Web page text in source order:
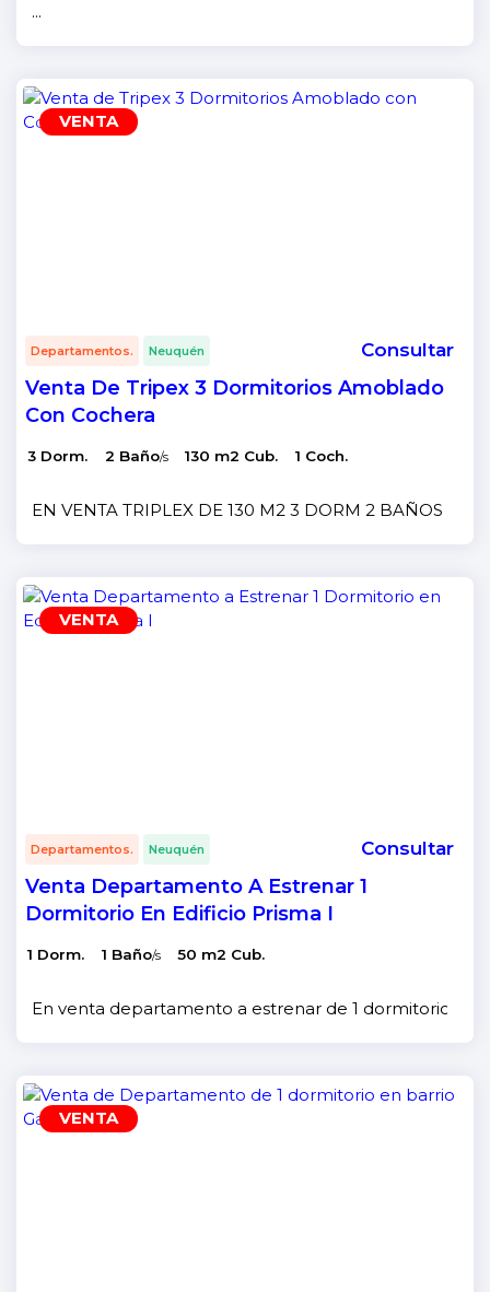
...
VENTA
Departamentos. Neuquén Consultar
Venta De Tripex 3 Dormitorios Amoblado
Con Cochera
3 Dorm. 2 Baño/s 130 m2 Cub. 1 Coch.
EN VENTA TRIPLEX DE 130 M2 3 DORM 2 BAÑOS
VENTA
Departamentos. Neuquén Consultar
Venta Departamento A Estrenar 1
Dormitorio En Edificio Prisma I
1 Dorm. 1 Baño/s 50 m2 Cub.
En venta departamento a estrenar de 1 dormitorio y un
VENTA